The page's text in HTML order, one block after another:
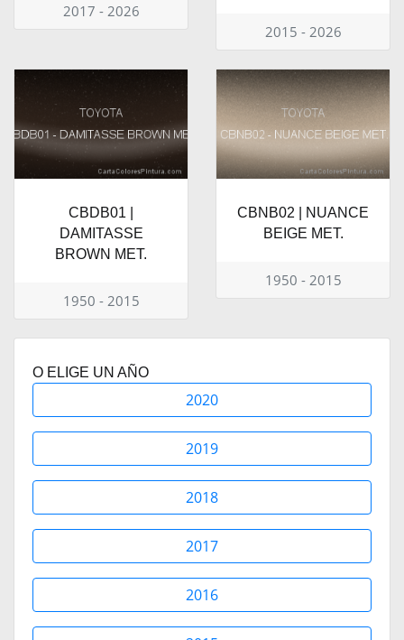
2017 - 2026
2015 - 2026
CBDB01 |
DAMITASSE
BROWN MET.
1950 - 2015
CBNB02 | NUANCE
BEIGE MET.
1950 - 2015
O ELIGE UN AÑO
2020
2019
2018
2017
2016